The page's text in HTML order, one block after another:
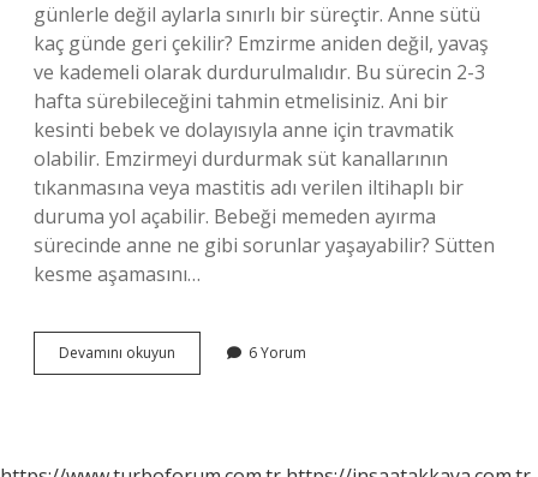
günlerle değil aylarla sınırlı bir süreçtir. Anne sütü
kaç günde geri çekilir? Emzirme aniden değil, yavaş
ve kademeli olarak durdurulmalıdır. Bu sürecin 2-3
hafta sürebileceğini tahmin etmelisiniz. Ani bir
kesinti bebek ve dolayısıyla anne için travmatik
olabilir. Emzirmeyi durdurmak süt kanallarının
tıkanmasına veya mastitis adı verilen iltihaplı bir
duruma yol açabilir. Bebeği memeden ayırma
sürecinde anne ne gibi sorunlar yaşayabilir? Sütten
kesme aşamasını…
Devamını okuyun Bebeğin
Memeyi
6 Yorum